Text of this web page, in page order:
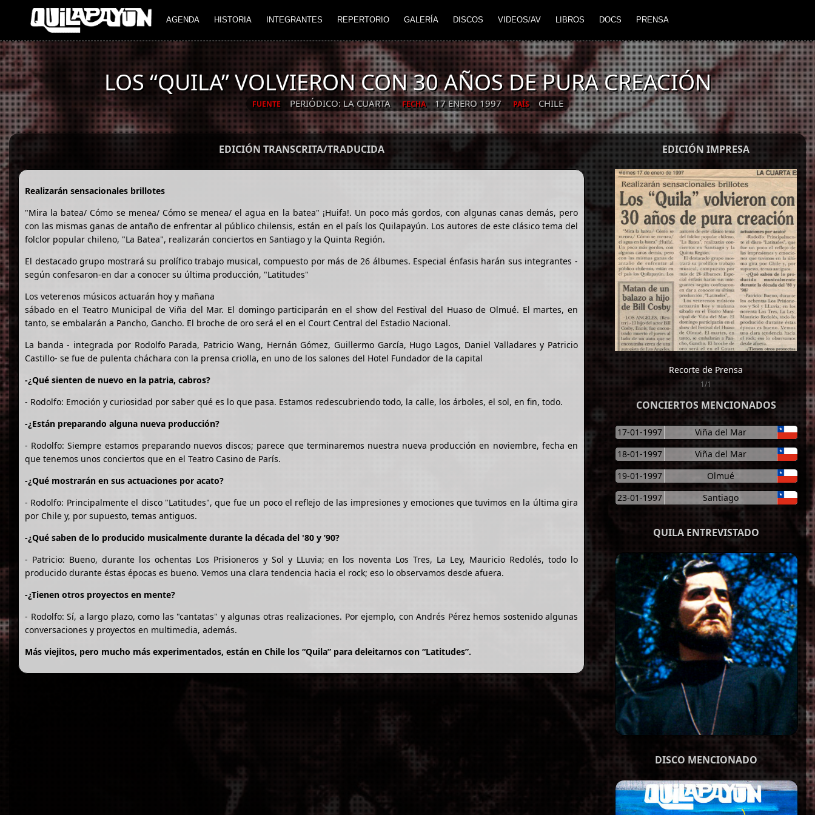
AGENDA HISTORIA INTEGRANTES REPERTORIO GALERÍA DISCOS VIDEOS/AV LIBROS DOCS PRENSA
LOS “QUILA” VOLVIERON CON 30 AÑOS DE PURA CREACIÓN
FUENTE PERIÓDICO: LA CUARTA FECHA 17 ENERO 1997 PAÍS CHILE
EDICIÓN TRANSCRITA/TRADUCIDA
Realizarán sensacionales brillotes
"Mira la batea/ Cómo se menea/ Cómo se menea/ el agua en la batea" ¡Huifa!. Un poco más gordos, con algunas canas demás, pero
con las mismas ganas de antaño de enfrentar al público chilensis, están en el país los Quilapayún. Los autores de este clásico tema del
folclor popular chileno, "La Batea", realizarán conciertos en Santiago y la Quinta Región.
El destacado grupo mostrará su prolífico trabajo musical, compuesto por más de 26 álbumes. Especial énfasis harán sus integrantes -
según confesaron-en dar a conocer su última producción, "Latitudes"
Los veterenos músicos actuarán hoy y mañana
sábado en el Teatro Municipal de Viña del Mar. El domingo participarán en el show del Festival del Huaso de Olmué. El martes, en
tanto, se embalarán a Pancho, Gancho. El broche de oro será el en el Court Central del Estadio Nacional.
La banda - integrada por Rodolfo Parada, Patricio Wang, Hernán Gómez, Guillermo García, Hugo Lagos, Daniel Valladares y Patricio
Castillo- se fue de pulenta cháchara con la prensa criolla, en uno de los salones del Hotel Fundador de la capital
-¿Qué sienten de nuevo en la patria, cabros?
- Rodolfo: Emoción y curiosidad por saber qué es lo que pasa. Estamos redescubriendo todo, la calle, los árboles, el sol, en fin, todo.
-¿Están preparando alguna nueva producción?
- Rodolfo: Siempre estamos preparando nuevos discos; parece que terminaremos nuestra nueva producción en noviembre, fecha en
que tenemos unos conciertos que en el Teatro Casino de París.
-¿Qué mostrarán en sus actuaciones por acato?
- Rodolfo: Principalmente el disco "Latitudes", que fue un poco el reflejo de las impresiones y emociones que tuvimos en la última gira
por Chile y, por supuesto, temas antiguos.
-¿Qué saben de lo producido musicalmente durante la década del '80 y ’90?
- Patricio: Bueno, durante los ochentas Los Prisioneros y Sol y LLuvia; en los noventa Los Tres, La Ley, Mauricio Redolés, todo lo
producido durante éstas épocas es bueno. Vemos una clara tendencia hacia el rock; eso lo observamos desde afuera.
-¿Tienen otros proyectos en mente?
- Rodolfo: Sí, a largo plazo, como las "cantatas" y algunas otras realizaciones. Por ejemplo, con Andrés Pérez hemos sostenido algunas
conversaciones y proyectos en multimedia, además.
Más viejitos, pero mucho más experimentados, están en Chile los “Quila” para deleitarnos con “Latitudes”.
EDICIÓN IMPRESA
Recorte de Prensa
1/1
CONCIERTOS MENCIONADOS
17-01-1997
Viña del Mar
18-01-1997
Viña del Mar
19-01-1997
Olmué
23-01-1997
Santiago
QUILA ENTREVISTADO
DISCO MENCIONADO